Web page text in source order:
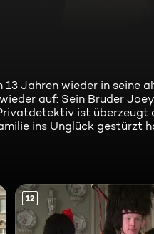
Jahren wieder in seine
auf: Sein Bruder
ist überzeugt
ins Unglück gestürzt
12